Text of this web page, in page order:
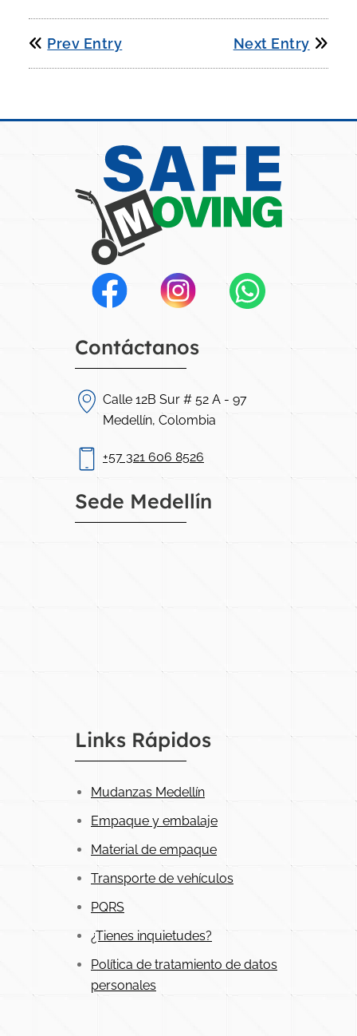
Prev Entry Next Entry
Contáctanos
Calle 12B Sur # 52 A - 97
Medellín, Colombia
+57 321 606 8526
Sede Medellín
Links Rápidos
Mudanzas Medellín
Empaque y embalaje
Material de empaque
Transporte de vehículos
PQRS
¿Tienes inquietudes?
Política de tratamiento de datos
personales